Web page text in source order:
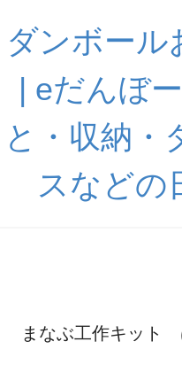
ダンボール
| eだんぼ
と・収納・
スなどの
まなぶ工作キット